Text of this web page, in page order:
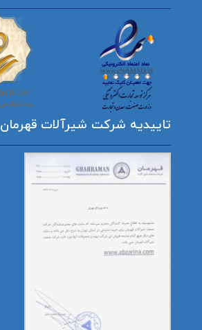
تاییدیه شرکت شیرآلات قهرمان